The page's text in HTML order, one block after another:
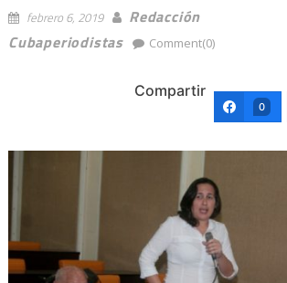
febrero 6, 2019
Redacción
Cubaperiodistas
Comment(0)
Compartir
0